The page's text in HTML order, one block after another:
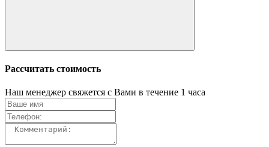
Рассчитать стоимость
Наш менеджер свяжется с Вами в течение 1 часа